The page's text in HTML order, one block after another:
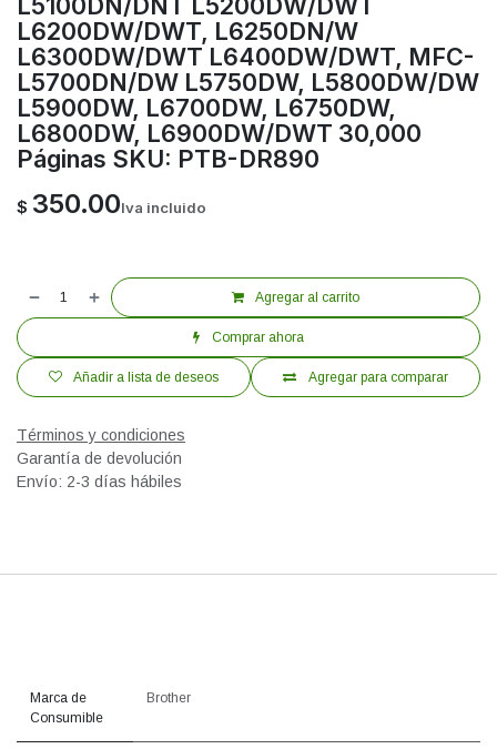
L6200DW/DWT, L6250DN/W
L6300DW/DWT L6400DW/DWT, MFC-
L5700DN/DW L5750DW, L5800DW/DW
L5900DW, L6700DW, L6750DW,
L6800DW, L6900DW/DWT 30,000
Páginas SKU: PTB-DR890
$ 350.00Iva incluido
Agregar al carrito
Comprar ahora
Agregar para comparar
Añadir a lista de deseos
Términos y condiciones
Garantía de devolución
Envío: 2-3 días hábiles
Marca de
Consumible
Brother